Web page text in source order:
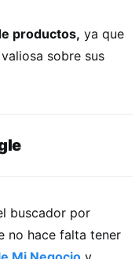
productos, ya que
sobre sus
buscador por
no hace falta tener